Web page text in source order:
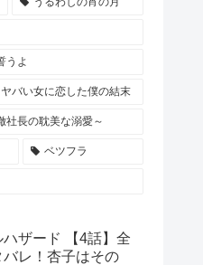
うよ
ヤバい女に恋した僕の結末
社長の耽美な溺愛～
ベツフラ
ハザード 【4話】全
バレ！杏子はその